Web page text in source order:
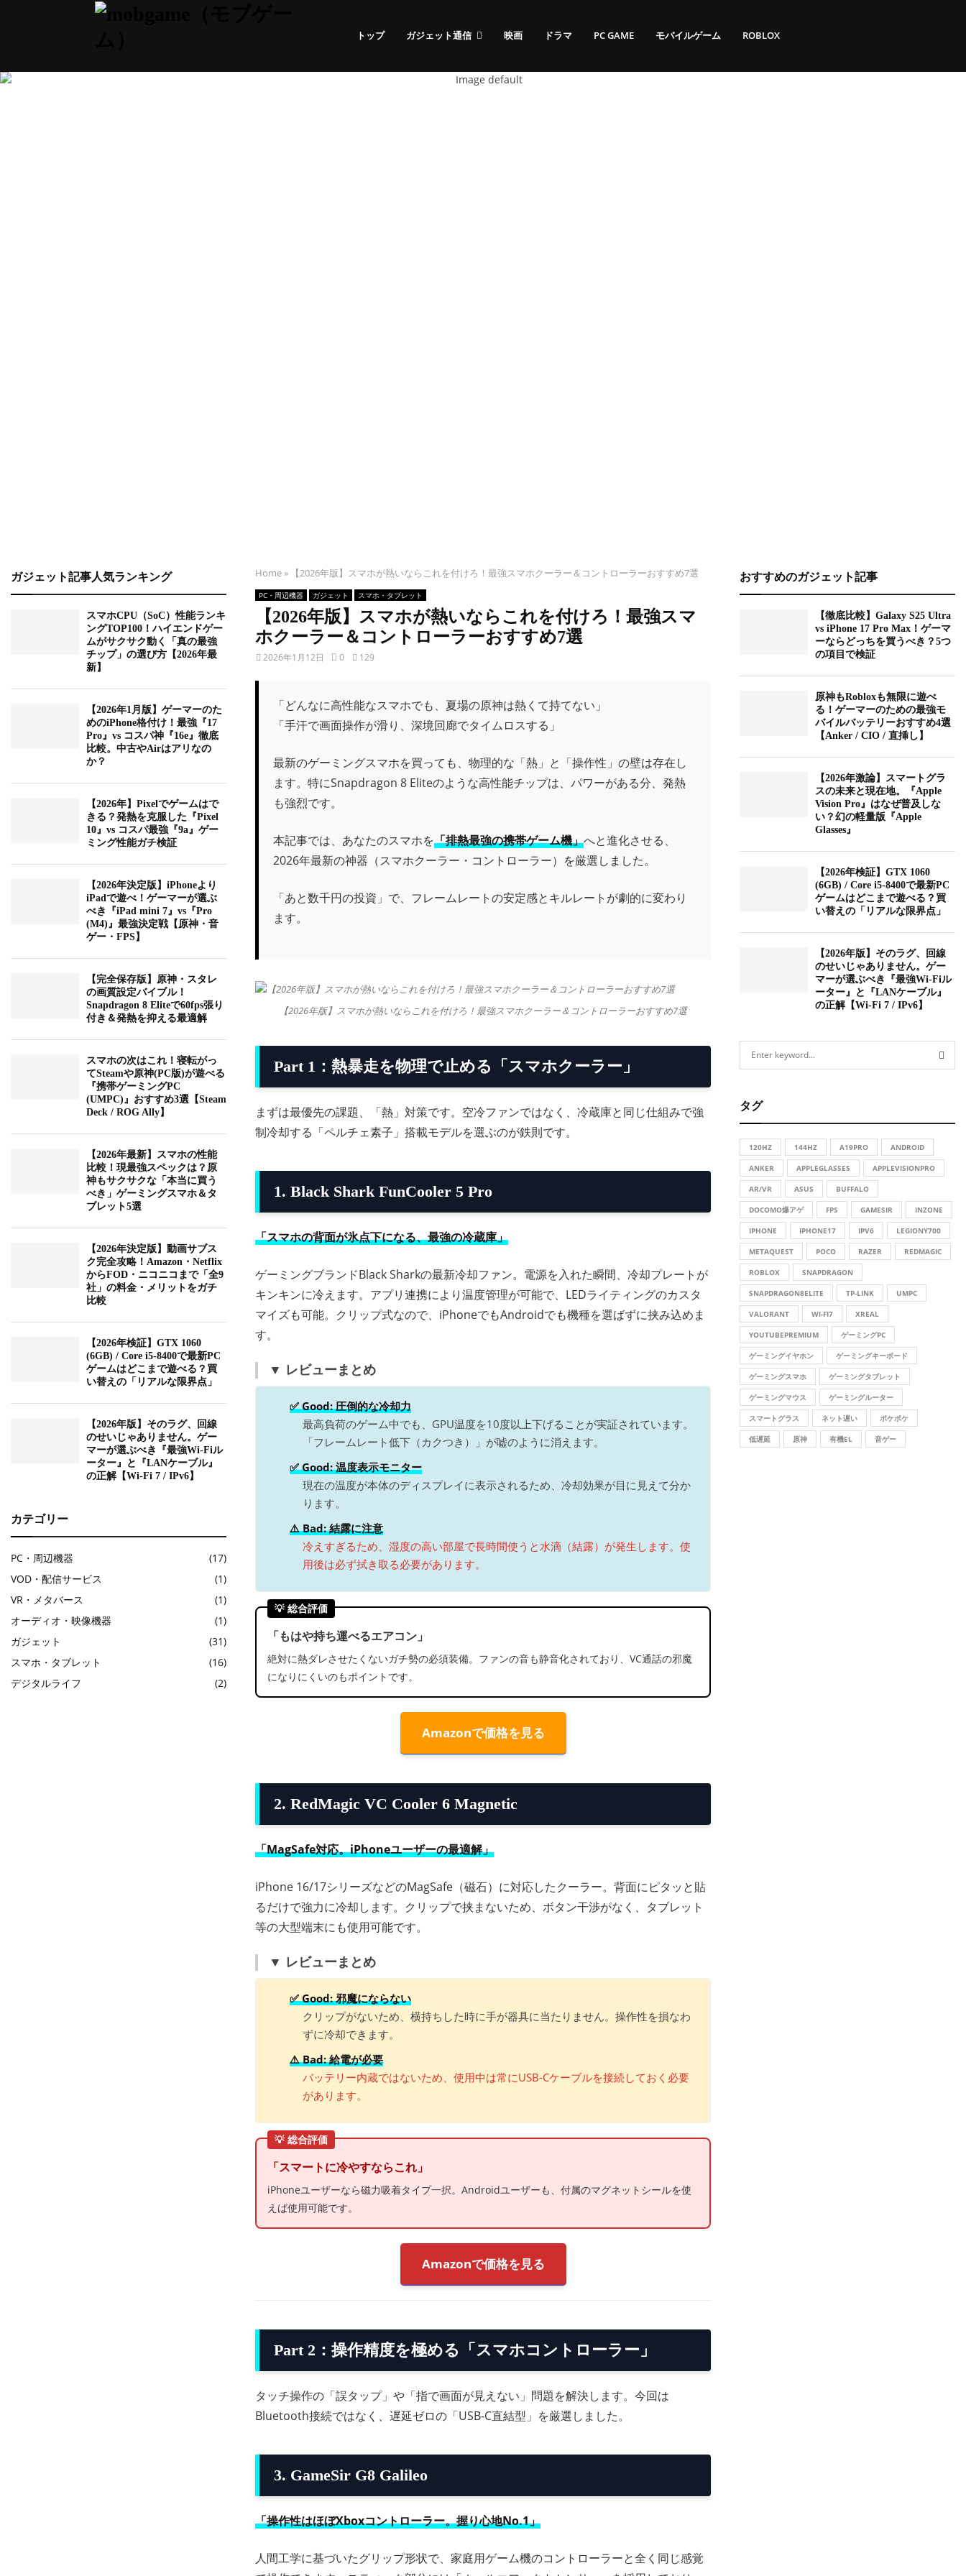
トップ ガジェット通信 映画 ドラマ PC GAME モバイルゲーム ROBLOX
Home » 【2026年版】スマホが熱いならこれを付けろ！最強スマホクーラー＆コントローラーおすすめ7選
PC・周辺機器 ガジェット スマホ・タブレット
【2026年版】スマホが熱いならこれを付けろ！最強スマ
ホクーラー＆コントローラーおすすめ7選
2026年1月12日 0 129
「どんなに高性能なスマホでも、夏場の原神は熱くて持てない」
「手汗で画面操作が滑り、深境回廊でタイムロスする」
最新のゲーミングスマホを買っても、物理的な「熱」と「操作性」の壁は存在し
ます。特にSnapdragon 8 Eliteのような高性能チップは、パワーがある分、発熱
も強烈です。
本記事では、あなたのスマホを「排熱最強の携帯ゲーム機」へと進化させる、
2026年最新の神器（スマホクーラー・コントローラー）を厳選しました。
「あと数千円の投資」で、フレームレートの安定感とキルレートが劇的に変わり
ます。
【2026年版】スマホが熱いならこれを付けろ！最強スマホクーラー＆コントローラーおすすめ7選
Part 1：熱暴走を物理で止める「スマホクーラー」
まずは最優先の課題、「熱」対策です。空冷ファンではなく、冷蔵庫と同じ仕組みで強
制冷却する「ペルチェ素子」搭載モデルを選ぶのが鉄則です。
1. Black Shark FunCooler 5 Pro
「スマホの背面が氷点下になる、最強の冷蔵庫」
ゲーミングブランドBlack Sharkの最新冷却ファン。電源を入れた瞬間、冷却プレートが
キンキンに冷えます。アプリ連携により温度管理が可能で、LEDライティングのカスタ
マイズも可能。クリップ式なので、iPhoneでもAndroidでも機種を選ばずに挟み込めま
す。
▼ レビューまとめ
✅ Good: 圧倒的な冷却力
最高負荷のゲーム中でも、GPU温度を10度以上下げることが実証されています。
「フレームレート低下（カクつき）」が嘘のように消えます。
✅ Good: 温度表示モニター
現在の温度が本体のディスプレイに表示されるため、冷却効果が目に見えて分か
ります。
⚠️ Bad: 結露に注意
冷えすぎるため、湿度の高い部屋で長時間使うと水滴（結露）が発生します。使
用後は必ず拭き取る必要があります。
💡 総合評価
「もはや持ち運べるエアコン」
絶対に熱ダレさせたくないガチ勢の必須装備。ファンの音も静音化されており、VC通話の邪魔
になりにくいのもポイントです。
Amazonで価格を見る
2. RedMagic VC Cooler 6 Magnetic
「MagSafe対応。iPhoneユーザーの最適解」
iPhone 16/17シリーズなどのMagSafe（磁石）に対応したクーラー。背面にピタッと貼
るだけで強力に冷却します。クリップで挟まないため、ボタン干渉がなく、タブレット
等の大型端末にも使用可能です。
▼ レビューまとめ
✅ Good: 邪魔にならない
クリップがないため、横持ちした時に手が器具に当たりません。操作性を損なわ
ずに冷却できます。
⚠️ Bad: 給電が必要
バッテリー内蔵ではないため、使用中は常にUSB-Cケーブルを接続しておく必要
があります。
💡 総合評価
「スマートに冷やすならこれ」
iPhoneユーザーなら磁力吸着タイプ一択。Androidユーザーも、付属のマグネットシールを使
えば使用可能です。
Amazonで価格を見る
Part 2：操作精度を極める「スマホコントローラー」
タッチ操作の「誤タップ」や「指で画面が見えない」問題を解決します。今回は
Bluetooth接続ではなく、遅延ゼロの「USB-C直結型」を厳選しました。
3. GameSir G8 Galileo
「操作性はほぼXboxコントローラー。握り心地No.1」
人間工学に基づいたグリップ形状で、家庭用ゲーム機のコントローラーと全く同じ感覚
ガジェット記事人気ランキング
スマホCPU（SoC）性能ランキ
ングTOP100！ハイエンドゲー
ムがサクサク動く「真の最強
チップ」の選び方【2026年最
新】
【2026年1月版】ゲーマーのた
めのiPhone格付け！最強『17
Pro』vs コスパ神『16e』徹底
比較。中古やAirはアリなの
か？
【2026年】Pixelでゲームはで
きる？発熱を克服した『Pixel
10』vs コスパ最強『9a』ゲー
ミング性能ガチ検証
【2026年決定版】iPhoneより
iPadで遊べ！ゲーマーが選ぶ
べき『iPad mini 7』vs『Pro
(M4)』最強決定戦【原神・音
ゲー・FPS】
【完全保存版】原神・スタレ
の画質設定バイブル！
Snapdragon 8 Eliteで60fps張り
付き＆発熱を抑える最適解
スマホの次はこれ！寝転がっ
てSteamや原神(PC版)が遊べる
『携帯ゲーミングPC
(UMPC)』おすすめ3選【Steam
Deck / ROG Ally】
【2026年最新】スマホの性能
比較！現最強スペックは？原
神もサクサクな「本当に買う
べき」ゲーミングスマホ＆タ
ブレット5選
【2026年決定版】動画サブス
ク完全攻略！Amazon・Netflix
からFOD・ニコニコまで「全9
社」の料金・メリットをガチ
比較
【2026年検証】GTX 1060
(6GB) / Core i5-8400で最新PC
ゲームはどこまで遊べる？買
い替えの「リアルな限界点」
【2026年版】そのラグ、回線
のせいじゃありません。ゲー
マーが選ぶべき『最強Wi-Fiル
ーター』と『LANケーブル』
の正解【Wi-Fi 7 / IPv6】
カテゴリー
PC・周辺機器
(17)
VOD・配信サービス
(1)
VR・メタバース
(1)
オーディオ・映像機器
(1)
ガジェット
(31)
スマホ・タブレット
(16)
デジタルライフ
(2)
おすすめのガジェット記事
【徹底比較】Galaxy S25 Ultra
vs iPhone 17 Pro Max！ゲーマ
ーならどっちを買うべき？5つ
の項目で検証
原神もRobloxも無限に遊べ
る！ゲーマーのための最強モ
バイルバッテリーおすすめ4選
【Anker / CIO / 直挿し】
【2026年激論】スマートグラ
スの未来と現在地。『Apple
Vision Pro』はなぜ普及しな
い？幻の軽量版『Apple
Glasses』
【2026年検証】GTX 1060
(6GB) / Core i5-8400で最新PC
ゲームはどこまで遊べる？買
い替えの「リアルな限界点」
【2026年版】そのラグ、回線
のせいじゃありません。ゲー
マーが選ぶべき『最強Wi-Fiル
ーター』と『LANケーブル』
の正解【Wi-Fi 7 / IPv6】
c
h
f
o
:
C
H
タグ
120HZ 144HZ A19PRO ANDROID
ANKER APPLEGLASSES APPLEVISIONPRO
AR/VR ASUS BUFFALO
DOCOMO爆アゲ FPS GAMESIR INZONE
IPHONE IPHONE17 IPV6 LEGIONY700
METAQUEST POCO RAZER REDMAGIC
ROBLOX SNAPDRAGON
SNAPDRAGON8ELITE TP-LINK UMPC
VALORANT WI-FI7 XREAL
YOUTUBEPREMIUM ゲーミングPC
ゲーミングイヤホン ゲーミングキーボード
ゲーミングスマホ ゲーミングタブレット
ゲーミングマウス ゲーミングルーター
スマートグラス ネット遅い ポケポケ
低遅延 原神 有機EL 音ゲー